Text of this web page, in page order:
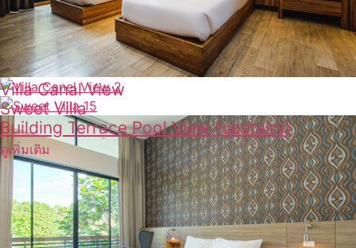
Villa Canal View
ดูเพิ่มเติม
Sweet Villa
ดูเพิ่มเติม
Building Terrace Pool View (upstairs)
ดูเพิ่มเติม